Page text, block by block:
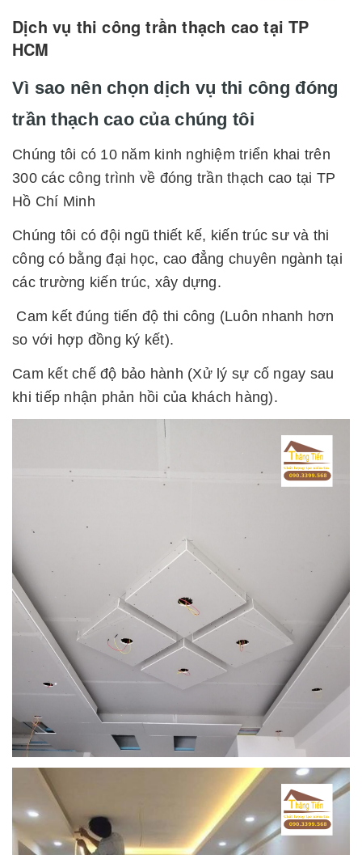
Dịch vụ thi công trần thạch cao tại TP
HCM
Vì sao nên chọn dịch vụ thi công đóng
trần thạch cao của chúng tôi
Chúng tôi có 10 năm kinh nghiệm triển khai trên
300 các công trình về đóng trần thạch cao tại TP
Hồ Chí Minh
Chúng tôi có đội ngũ thiết kế, kiến trúc sư và thi
công có bằng đại học, cao đẳng chuyên ngành tại
các trường kiến trúc, xây dựng.
Cam kết đúng tiến độ thi công (Luôn nhanh hơn
so với hợp đồng ký kết).
Cam kết chế độ bảo hành (Xử lý sự cố ngay sau
khi tiếp nhận phản hồi của khách hàng).